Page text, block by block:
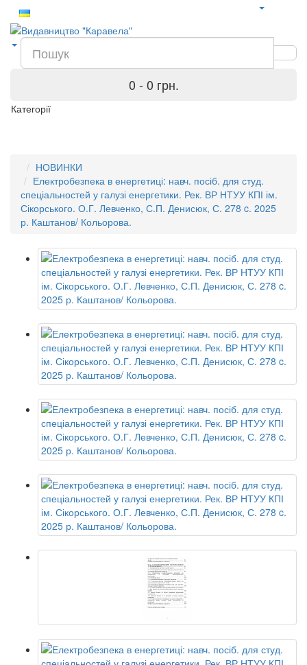
0 - 0 грн.
Категорії
НОВИНКИ
Електробезпека в енергетиці: навч. посіб. для студ.
спеціальностей у галузі енергетики. Рек. ВР НТУУ КПІ ім.
Сікорського. О.Г. Левченко, С.П. Денисюк, С. 278 c. 2025
р. Каштанов/ Кольорова.